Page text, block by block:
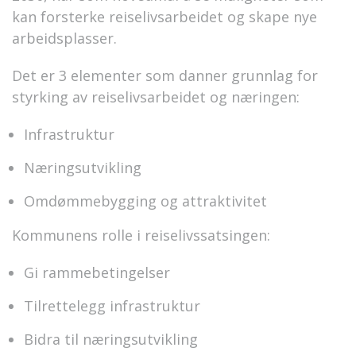
kan forsterke reiselivsarbeidet og skape nye
arbeidsplasser.
Det er 3 elementer som danner grunnlag for
styrking av reiselivsarbeidet og næringen:
Infrastruktur
Næringsutvikling
Omdømmebygging og attraktivitet
Kommunens rolle i reiselivssatsingen:
Gi rammebetingelser
Tilrettelegg infrastruktur
Bidra til næringsutvikling